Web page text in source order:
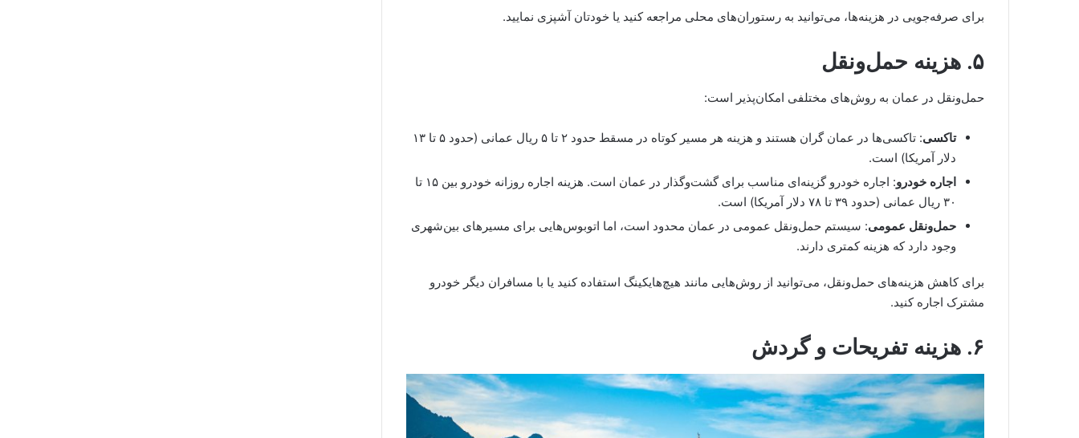
برای صرفه‌جویی در هزینه‌ها، می‌توانید به رستوران‌های محلی مراجعه کنید یا خودتان آشپزی نمایید.
۵. هزینه حمل‌ونقل
حمل‌ونقل در عمان به روش‌های مختلفی امکان‌پذیر است:
تاکسی
: تاکسی‌ها در عمان گران هستند و هزینه هر مسیر کوتاه در مسقط حدود ۲ تا ۵ ریال عمانی (حدود ۵ تا ۱۳
دلار آمریکا) است.
اجاره خودرو
: اجاره خودرو گزینه‌ای مناسب برای گشت‌وگذار در عمان است. هزینه اجاره روزانه خودرو بین ۱۵ تا
۳۰ ریال عمانی (حدود ۳۹ تا ۷۸ دلار آمریکا) است.
حمل‌ونقل عمومی: سیستم حمل‌ونقل عمومی در عمان محدود است، اما اتوبوس‌هایی برای مسیرهای بین‌شهری
وجود دارد که هزینه کمتری دارند.
برای کاهش هزینه‌های حمل‌ونقل، می‌توانید از روش‌هایی مانند هیچ‌هایکینگ استفاده کنید یا با مسافران دیگر خودرو
مشترک اجاره کنید.
۶. هزینه تفریحات و گردش